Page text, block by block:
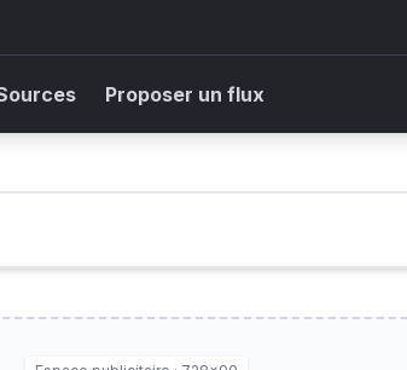
Proposer un flux